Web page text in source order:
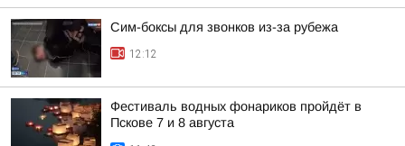
Сим-боксы для звонков из-за рубежа
12:12
Фестиваль водных фонариков пройдёт в
Пскове 7 и 8 августа